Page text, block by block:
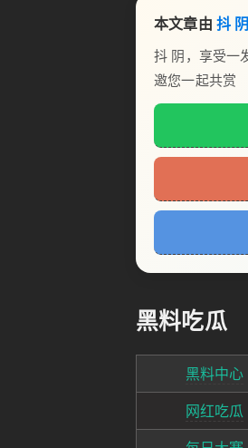
本文章由抖
抖 阴，享受一
邀您一起共赏
黑料吃瓜
黑料中心
网红吃瓜